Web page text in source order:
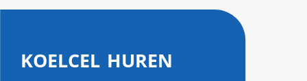
koelcel huren